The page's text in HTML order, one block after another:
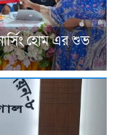
হোম এর শুভ